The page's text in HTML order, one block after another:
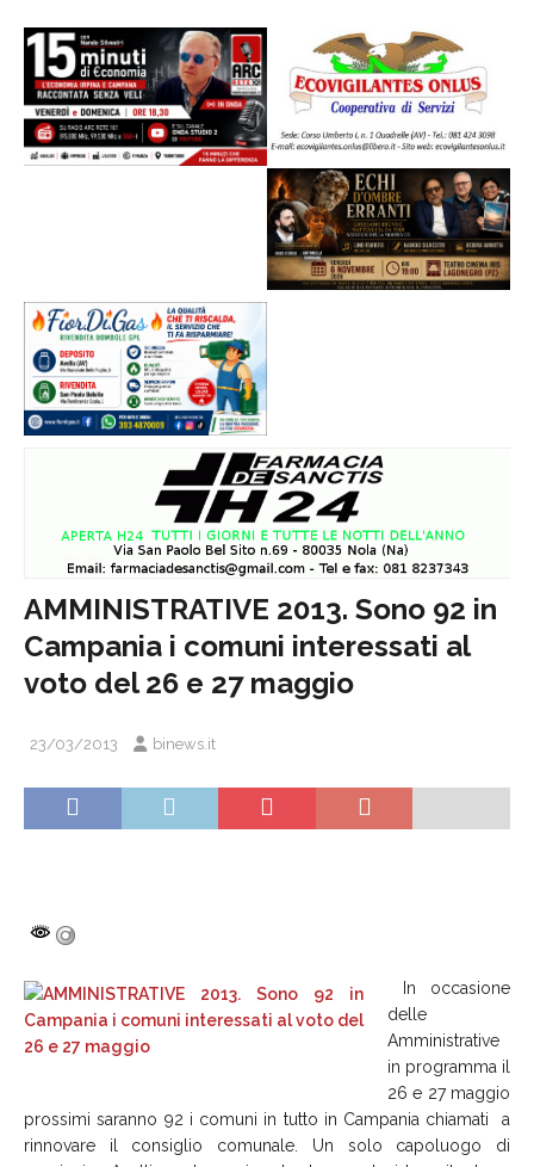
AMMINISTRATIVE 2013. Sono 92 in
Campania i comuni interessati al
voto del 26 e 27 maggio
23/03/2013 binews.it
In occasione
delle
Amministrative
in programma il
26 e 27 maggio
prossimi saranno 92 i comuni in tutto in Campania chiamati a
rinnovare il consiglio comunale. Un solo capoluogo di